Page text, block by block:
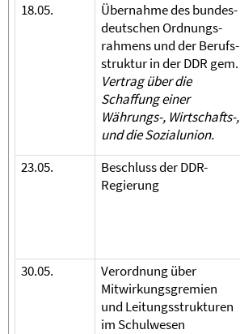
18.05.
Übernahme des bundes-
deutschen Ordnungs-
rahmens und der Berufs-
struktur in der DDR gem.
Vertrag über die
Schaffung einer
Währungs-, Wirtschafts-,
und die Sozialunion.
23.05.
Beschluss der DDR-
Regierung
30.05.
Verordnung über
Mitwirkungsgremien
und Leitungsstrukturen
im Schulwesen